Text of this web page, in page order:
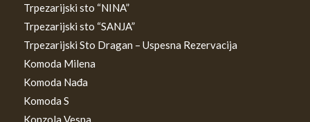
Trpezarijski sto “NINA”
Trpezarijski sto “SANJA”
Trpezarijski Sto Dragan – Uspesna Rezervacija
Komoda Milena
Komoda Nađa
Komoda S
Konzola Vesna